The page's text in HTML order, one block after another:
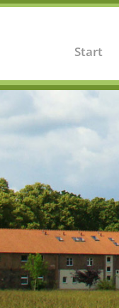
Start